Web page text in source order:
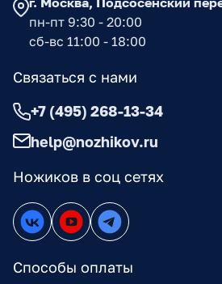
Ножиков в соц сетях
Способы оплаты
пн-пт 9:30 - 20:00
сб-вс 11:00 - 18:00
Связаться с нами
+7 (495) 268-13-34
help@nozhikov.ru